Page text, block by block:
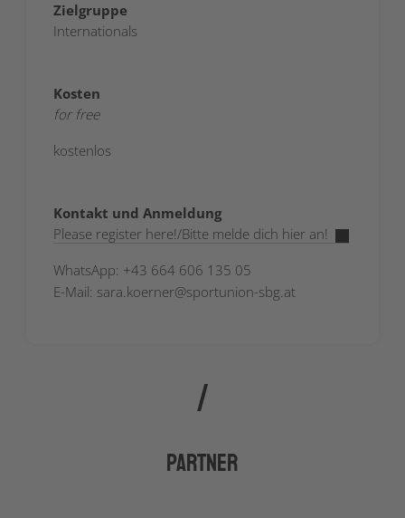
Zielgruppe
Internationals
Kosten
for free
kostenlos
Kontakt und Anmeldung
Please register here!/Bitte melde dich hier an!
WhatsApp: +43 664 606 135 05
E-Mail: sara.koerner@sportunion-sbg.at
Partner